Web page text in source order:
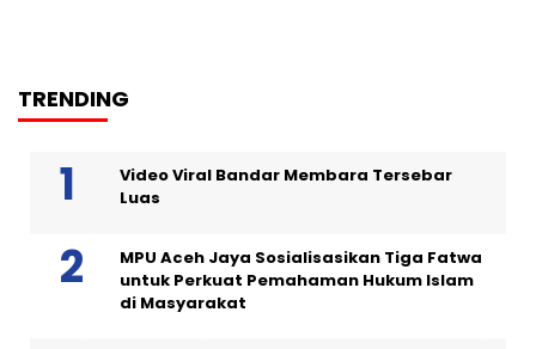
TRENDING
Video Viral Bandar Membara Tersebar
Luas
MPU Aceh Jaya Sosialisasikan Tiga Fatwa
untuk Perkuat Pemahaman Hukum Islam
di Masyarakat